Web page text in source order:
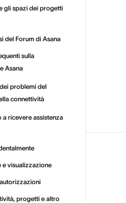
gli spazi dei progetti
del Forum di Asana
sulla
Asana
problemi del
connettività
a ricevere assistenza
e visualizzazione
progetti e altro